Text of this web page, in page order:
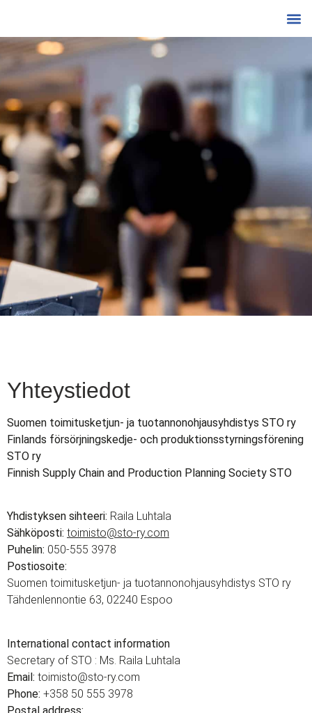
Yhteystiedot
Suomen toimitusketjun- ja tuotannonohjausyhdistys STO ry
Finlands försörjningskedje- och produktionsstyrningsförening
STO ry
Finnish Supply Chain and Production Planning Society STO
Yhdistyksen sihteeri: Raila Luhtala
Sähköposti: toimisto@sto-ry.com
Puhelin: 050-555 3978
Postiosoite:
Suomen toimitusketjun- ja tuotannonohjausyhdistys STO ry
Tähdenlennontie 63, 02240 Espoo
International contact information
Secretary of STO : Ms. Raila Luhtala
Email: toimisto@sto-ry.com
Phone: +358 50 555 3978